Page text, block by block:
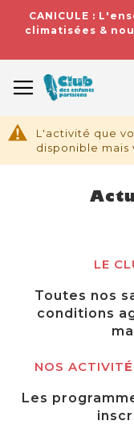
CANICULE :
climatisées &
L'activité que
disponible mais
LE
Toutes nos
conditions
NOS ACTIVITÉ
Les